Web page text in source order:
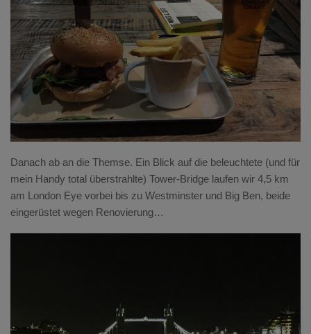
Danach ab an die Themse. Ein Blick auf die beleuchtete (und für
mein Handy total überstrahlte) Tower-Bridge laufen wir 4,5 km
am London Eye vorbei bis zu Westminster und Big Ben, beide
eingerüstet wegen Renovierung…